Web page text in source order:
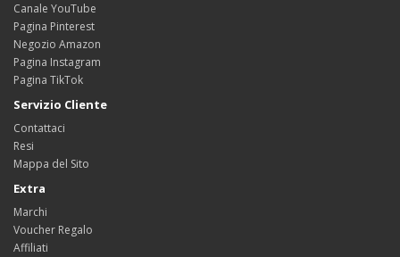
Canale YouTube
Pagina Pinterest
Negozio Amazon
Pagina Instagram
Pagina TikTok
Servizio Cliente
Contattaci
Resi
Mappa del Sito
Extra
Marchi
Voucher Regalo
Affiliati